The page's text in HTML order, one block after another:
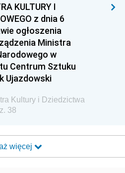
KULTURY I
z dnia 6
ogłoszenia
Ministra
w
Centrum Sztuku
Ujazdowski
Kultury i Dziedzictwa
38
więcej